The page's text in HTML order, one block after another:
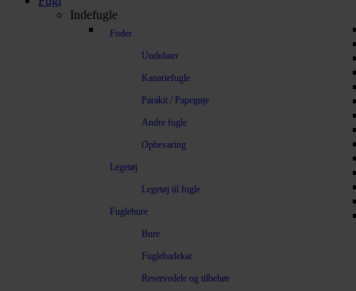
Indefugle
Foder
Undulater
Kanariefugle
Parakit / Papegøje
Andre fugle
Opbevaring
Legetøj
Legetøj til fugle
Fuglebure
Bure
Fuglebadekar
Reservedele og tilbehør